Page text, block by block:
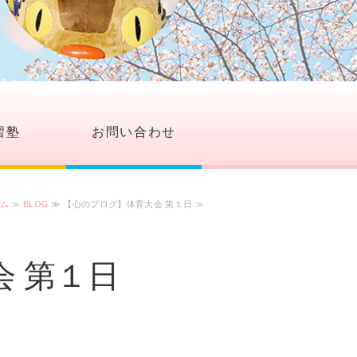
塾 お問い合わせ
≫ BLOG ≫ 【心のブログ】体育大会 第１日 ≫
第１日